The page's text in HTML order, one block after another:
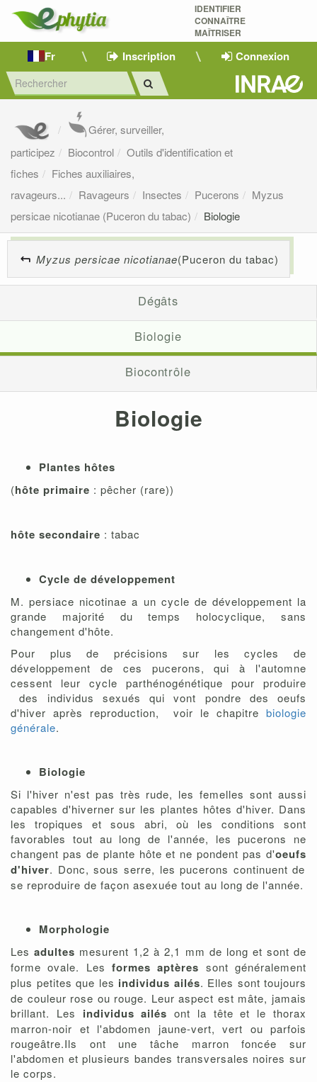
IDENTIFIER
CONNAÎTRE
MAÎTRISER
Fr Inscription Connexion
Gérer, surveiller,
participez
Biocontrol
Outils d'identification et
fiches
Fiches auxiliaires,
ravageurs...
Ravageurs Insectes Pucerons
Myzus
persicae nicotianae (Puceron du tabac)
Biologie
Myzus persicae nicotianae(Puceron du tabac)
Dégâts
Biologie
Biocontrôle
Biologie
Plantes hôtes
(hôte primaire : pêcher (rare))
hôte secondaire : tabac
Cycle de développement
M. persiace nicotinae a un cycle de développement la
grande majorité du temps holocyclique, sans
changement d'hôte.
Pour plus de précisions sur les cycles de
développement de ces pucerons, qui à l'automne
cessent leur cycle parthénogénétique pour produire
des individus sexués qui vont pondre des oeufs
d'hiver après reproduction, voir le chapitre biologie
générale.
Biologie
Si l'hiver n'est pas très rude, les femelles sont aussi
capables d'hiverner sur les plantes hôtes d'hiver. Dans
les tropiques et sous abri, où les conditions sont
favorables tout au long de l'année, les pucerons ne
changent pas de plante hôte et ne pondent pas d'oeufs
d'hiver. Donc, sous serre, les pucerons continuent de
se reproduire de façon asexuée tout au long de l'année.
Morphologie
Lesadultes mesurent 1,2 à 2,1 mm de long et sont de
forme ovale. Les formes aptères sont généralement
plus petites que les individus ailés. Elles sont toujours
de couleur rose ou rouge. Leur aspect est mâte, jamais
brillant. Les individus ailés ont la tête et le thorax
marron-noir et l'abdomen jaune-vert, vert ou parfois
rougeâtre.Ils ont une tâche marron foncée sur
l'abdomen et plusieurs bandes transversales noires sur
le corps.